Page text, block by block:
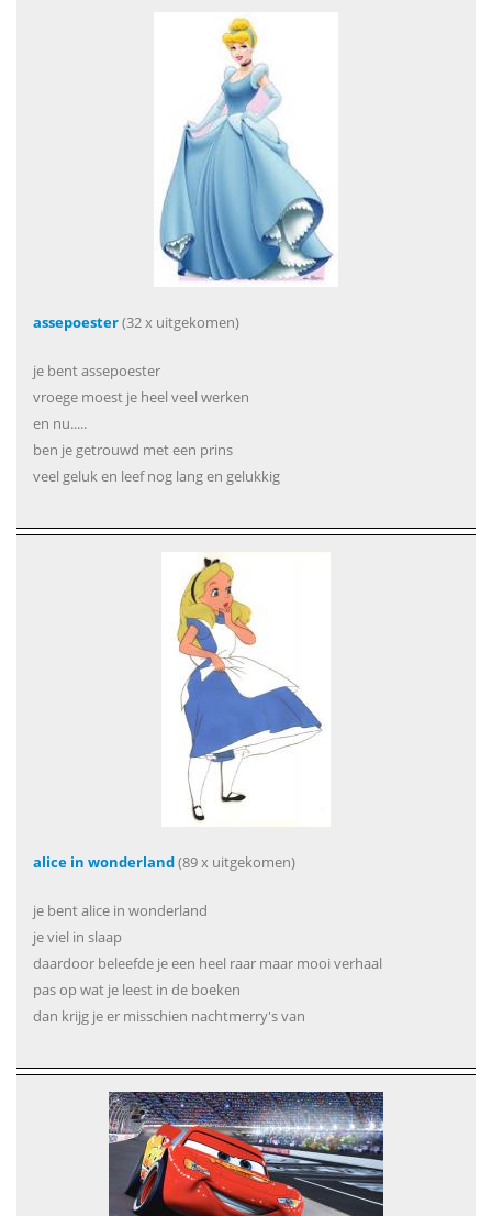
assepoester(32 x uitgekomen)
je bent assepoester
vroege moest je heel veel werken
en nu.....
ben je getrouwd met een prins
veel geluk en leef nog lang en gelukkig
alice in wonderland(89 x uitgekomen)
je bent alice in wonderland
je viel in slaap
daardoor beleefde je een heel raar maar mooi verhaal
pas op wat je leest in de boeken
dan krijg je er misschien nachtmerry's van